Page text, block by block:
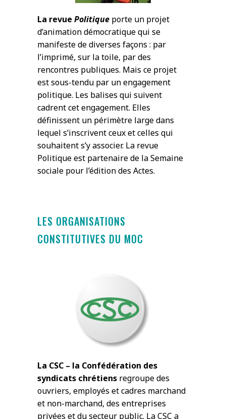
La revue Politique porte un projet
d’animation démocratique qui se
manifeste de diverses façons : par
l’imprimé, sur la toile, par des
rencontres publiques. Mais ce projet
est sous-tendu par un engagement
politique. Les balises qui suivent
cadrent cet engagement. Elles
définissent un périmètre large dans
lequel s’inscrivent ceux et celles qui
souhaitent s’y associer. La revue
Politique est partenaire de la Semaine
sociale pour l’édition des Actes.
LES ORGANISATIONS
CONSTITUTIVES DU MOC
La CSC – la Confédération des
syndicats chrétiens regroupe des
ouvriers, employés et cadres marchand
et non-marchand, des entreprises
privées et du secteur public. La CSC a